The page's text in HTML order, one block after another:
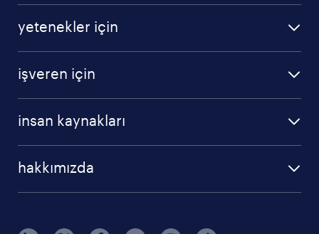
bize katılın
yetenekler için
profesyonel
işveren için
profesyonel
insan kaynakları
hakkımızda
tarihçe